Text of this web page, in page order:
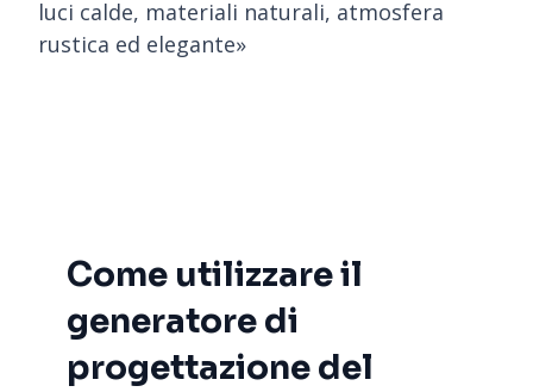
luci calde, materiali naturali, atmosfera
rustica ed elegante»
Come utilizzare il
generatore di
progettazione del